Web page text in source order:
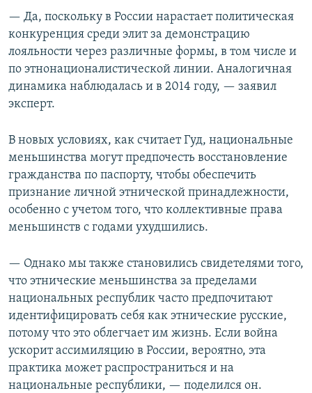
— Да, поскольку в России нарастает политическая
конкуренция среди элит за демонстрацию
лояльности через различные формы, в том числе и
по этнонационалистической линии. Аналогичная
динамика наблюдалась и в 2014 году, — заявил
эксперт.
В новых условиях, как считает Гуд, национальные
меньшинства могут предпочесть восстановление
гражданства по паспорту, чтобы обеспечить
признание личной этнической принадлежности,
особенно с учетом того, что коллективные права
меньшинств с годами ухудшились.
— Однако мы также становились свидетелями того,
что этнические меньшинства за пределами
национальных республик часто предпочитают
идентифицировать себя как этнические русские,
потому что это облегчает им жизнь. Если война
ускорит ассимиляцию в России, вероятно, эта
практика может распространиться и на
национальные республики, — поделился он.